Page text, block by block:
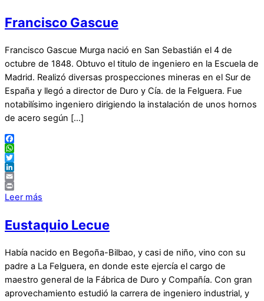
Francisco Gascue
Francisco Gascue Murga nació en San Sebastián el 4 de
octubre de 1848. Obtuvo el titulo de ingeniero en la Escuela de
Madrid. Realizó diversas prospecciones mineras en el Sur de
España y llegó a director de Duro y Cía. de la Felguera. Fue
notabilísimo ingeniero dirigiendo la instalación de unos hornos
de acero según […]
Facebook
WhatsApp
Twitter
LinkedIn
Email
Print
Leer más
Eustaquio Lecue
Había nacido en Begoña-Bilbao, y casi de niño, vino con su
padre a La Felguera, en donde este ejercía el cargo de
maestro general de la Fábrica de Duro y Compañía. Con gran
aprovechamiento estudió la carrera de ingeniero industrial, y